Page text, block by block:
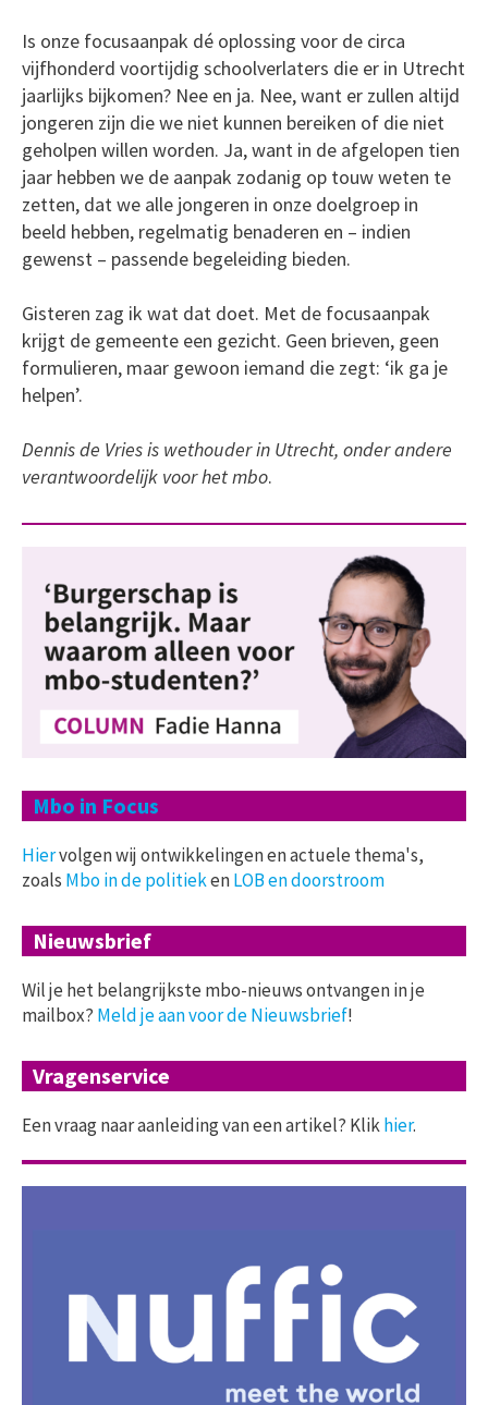
Is onze focusaanpak dé oplossing voor de circa
vijfhonderd voortijdig schoolverlaters die er in Utrecht
jaarlijks bijkomen? Nee en ja. Nee, want er zullen altijd
jongeren zijn die we niet kunnen bereiken of die niet
geholpen willen worden. Ja, want in de afgelopen tien
jaar hebben we de aanpak zodanig op touw weten te
zetten, dat we alle jongeren in onze doelgroep in
beeld hebben, regelmatig benaderen en – indien
gewenst – passende begeleiding bieden.
Gisteren zag ik wat dat doet. Met de focusaanpak
krijgt de gemeente een gezicht. Geen brieven, geen
formulieren, maar gewoon iemand die zegt: ‘ik ga je
helpen’.
Dennis de Vries is wethouder in Utrecht, onder andere
verantwoordelijk voor het mbo.
Mbo in Focus
Hiervolgen wij ontwikkelingen en actuele thema's,
zoals Mbo in de politiekenLOB en doorstroom
Nieuwsbrief
Wil je het belangrijkste mbo-nieuws ontvangen in je
mailbox? Meld je aan voor de Nieuwsbrief!
Vragenservice
Een vraag naar aanleiding van een artikel? Klikhier.